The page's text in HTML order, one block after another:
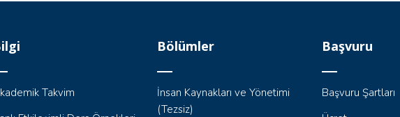
Takvim
Bölümler
İnsan Kaynakları ve Yönetimi
(Tezsiz)
Başvuru
Başvuru Şartları